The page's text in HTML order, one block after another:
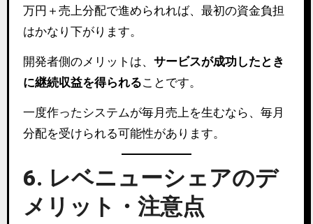
万円＋売上分配で進められれば、最初の資金負担
はかなり下がります。
開発者側のメリットは、 サービスが成功したとき
に継続収益を得られることです。
一度作ったシステムが毎月売上を生むなら、毎月
分配を受けられる可能性があります。
6. レベニューシェアのデ
メリット・注意点